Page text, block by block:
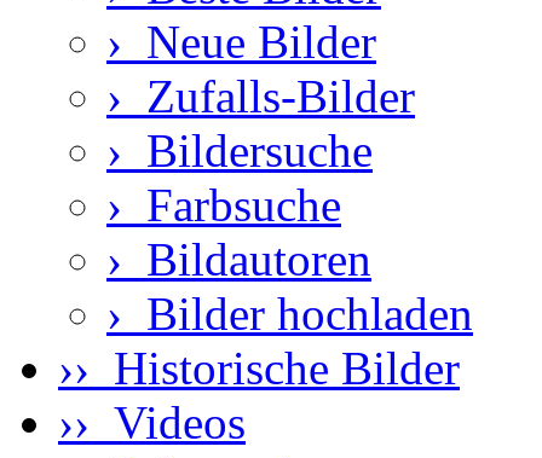
› Neue Bilder
› Zufalls-Bilder
› Bildersuche
› Farbsuche
› Bildautoren
› Bilder hochladen
›› Historische Bilder
›› Videos